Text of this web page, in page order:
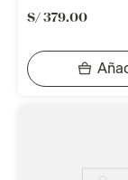
S/ 379.00